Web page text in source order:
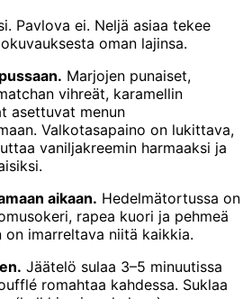
Pavlova ei. Neljä asiaa tekee
oman lajinsa.
Marjojen punaiset,
vihreät, karamellin
asettuvat menun
Valkotasapaino on lukittava,
vaniljakreemin harmaaksi ja
aikaan. Hedelmätortussa on
rapea kuori ja pehmeä
on imarreltava niitä kaikkia.
Jäätelö sulaa 3–5 minuutissa
romahtaa kahdessa. Suklaa